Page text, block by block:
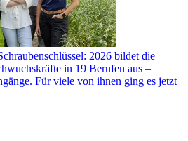
2026 bildet die
in 19 Berufen aus –
Für viele von ihnen ging es jetzt